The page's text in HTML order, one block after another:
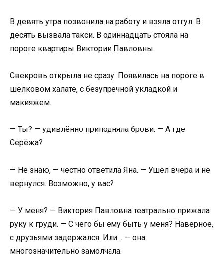
В девять утра позвонила на работу и взяла отгул. В
десять вызвала такси. В одиннадцать стояла на
пороге квартиры Виктории Павловны.
Свекровь открыла не сразу. Появилась на пороге в
шёлковом халате, с безупречной укладкой и
макияжем.
— Ты? — удивлённо приподняла брови. — А где
Серёжа?
— Не знаю, — честно ответила Яна. — Ушёл вчера и не
вернулся. Возможно, у вас?
— У меня? — Виктория Павловна театрально прижала
руку к груди. — С чего бы ему быть у меня? Наверное,
с друзьями задержался. Или… — она
многозначительно замолчала.